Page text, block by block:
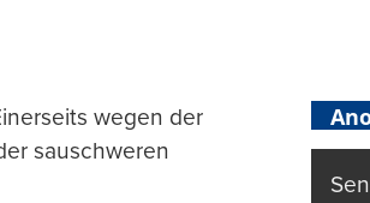
wegen der
sauschweren